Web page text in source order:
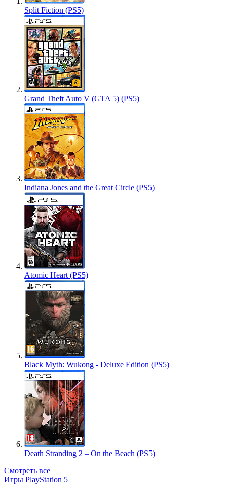
Split Fiction (PS5)
Grand Theft Auto V (GTA 5) (PS5)
Indiana Jones and the Great Circle (PS5)
Atomic Heart (PS5)
Black Myth: Wukong - Deluxe Edition (PS5)
Death Stranding 2 – On the Beach (PS5)
Смотреть все
Игры PlayStation 5